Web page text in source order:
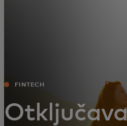
FINTECH